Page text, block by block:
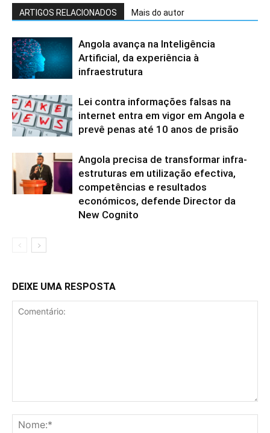
ARTIGOS RELACIONADOS Mais do autor
Angola avança na Inteligência
Artificial, da experiência à
infraestrutura
Lei contra informações falsas na
internet entra em vigor em Angola e
prevê penas até 10 anos de prisão
Angola precisa de transformar infra-
estruturas em utilização efectiva,
competências e resultados
económicos, defende Director da
New Cognito
DEIXE UMA RESPOSTA